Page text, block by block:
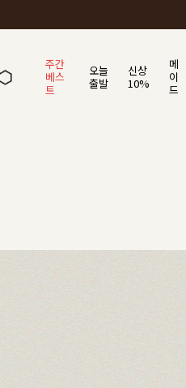
주간
베스
트
오늘
출발
신상
10%
메
이
드